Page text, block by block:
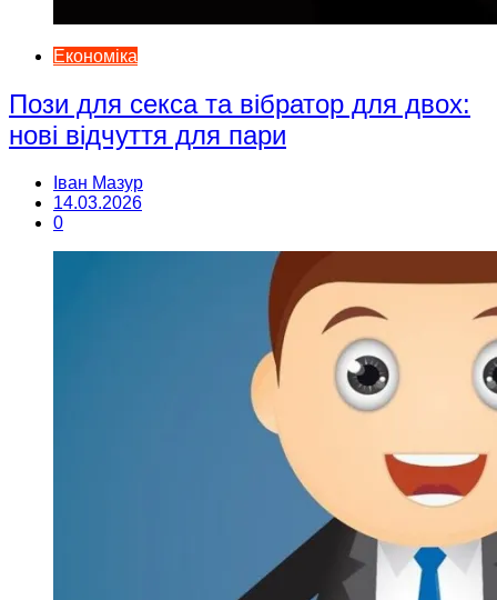
Економіка
Пози для секса та вібратор для двох:
нові відчуття для пари
Іван Мазур
14.03.2026
0